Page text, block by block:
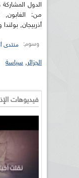
الدول
من: الغابون,
أذربيجان, بولندا
وسوم: منتدى
الجزائر, سياسة
فيديوهات